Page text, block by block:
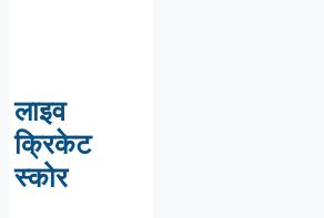
लाइव
क्रिकेट
स्कोर